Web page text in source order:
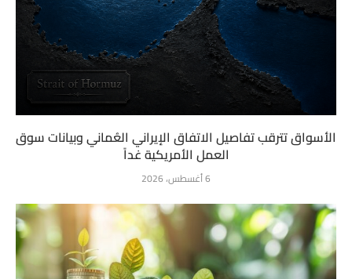
الأسواق تترقب تفاصيل الاتفاق الإيراني العُماني وبيانات سوق
العمل الأمريكية غداً
6 أغسطس، 2026